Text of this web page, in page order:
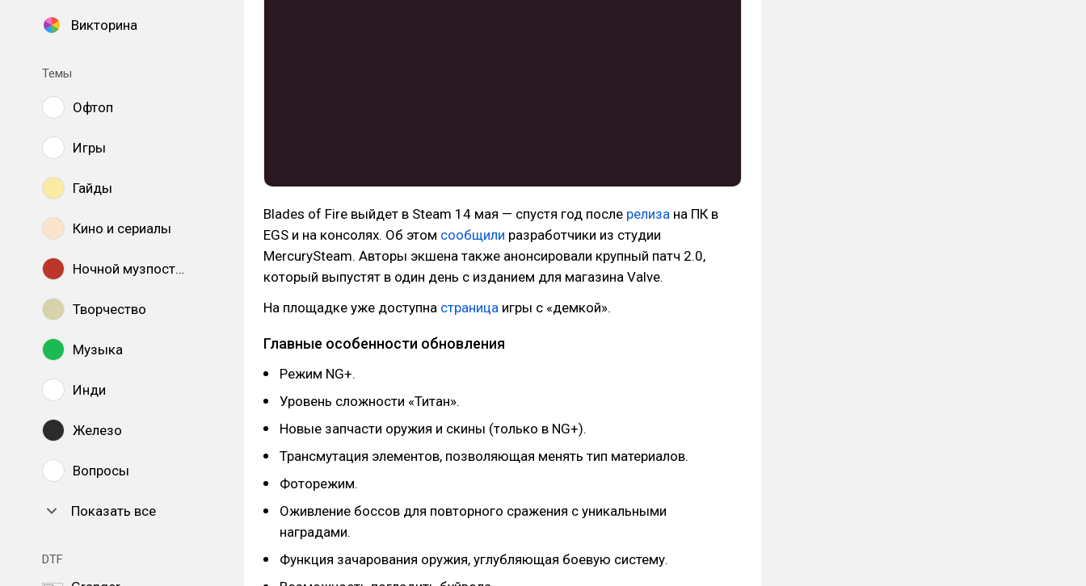
Викторина
Темы
Офтоп
Игры
Гайды
Кино и сериалы
Ночной музпостинг
Творчество
Музыка
Инди
Железо
Вопросы
Показать все
DTF
Blades of Fire выйдет в Steam 14 мая — спустя год после релиза на ПК в
EGS и на консолях. Об этом сообщили разработчики из студии
MercurySteam. Авторы экшена также анонсировали крупный патч 2.0,
который выпустят в один день с изданием для магазина Valve.
На площадке уже доступна страница игры с «демкой».
Главные особенности обновления
Режим NG+.
Уровень сложности «Титан».
Новые запчасти оружия и скины (только в NG+).
Трансмутация элементов, позволяющая менять тип материалов.
Фоторежим.
Оживление боссов для повторного сражения с уникальными
наградами.
Функция зачарования оружия, углубляющая боевую систему.